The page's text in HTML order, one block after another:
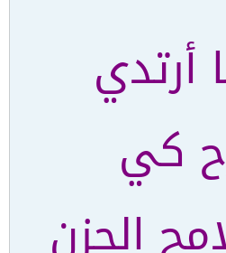
أرتدي
كي
الحزن